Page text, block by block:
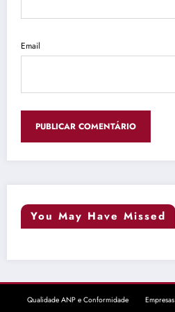
Email
You May Have Missed
Qualidade ANP e Conformidade Empresas